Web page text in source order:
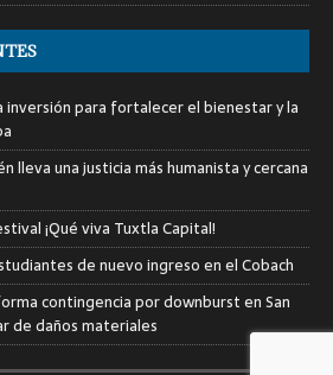
inversión para fortalecer el bienestar y la
lleva una justicia más humanista y cercana
¡Qué viva Tuxtla Capital!
de nuevo ingreso en el Cobach
contingencia por downburst en San
de daños materiales